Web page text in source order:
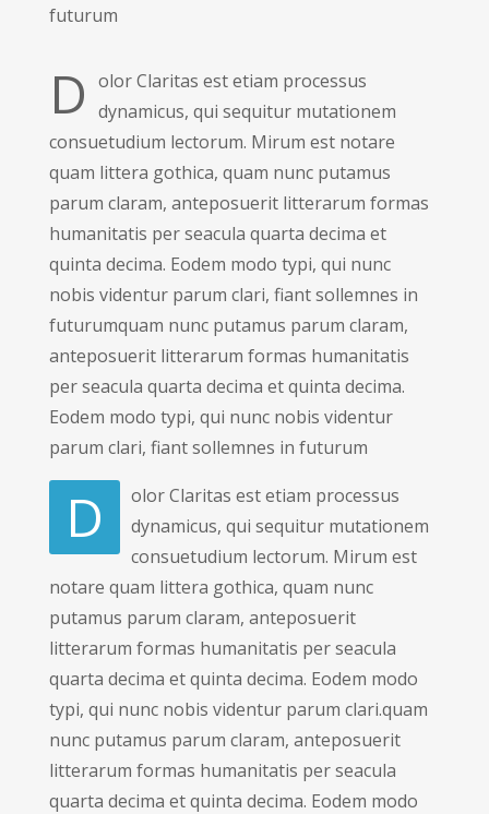
futurum
D olor Claritas est etiam processus
dynamicus, qui sequitur mutationem
consuetudium lectorum. Mirum est notare
quam littera gothica, quam nunc putamus
parum claram, anteposuerit litterarum formas
humanitatis per seacula quarta decima et
quinta decima. Eodem modo typi, qui nunc
nobis videntur parum clari, fiant sollemnes in
futurumquam nunc putamus parum claram,
anteposuerit litterarum formas humanitatis
per seacula quarta decima et quinta decima.
Eodem modo typi, qui nunc nobis videntur
parum clari, fiant sollemnes in futurum
D
olor Claritas est etiam processus
dynamicus, qui sequitur mutationem
consuetudium lectorum. Mirum est
notare quam littera gothica, quam nunc
putamus parum claram, anteposuerit
litterarum formas humanitatis per seacula
quarta decima et quinta decima. Eodem modo
typi, qui nunc nobis videntur parum clari.quam
nunc putamus parum claram, anteposuerit
litterarum formas humanitatis per seacula
quarta decima et quinta decima. Eodem modo